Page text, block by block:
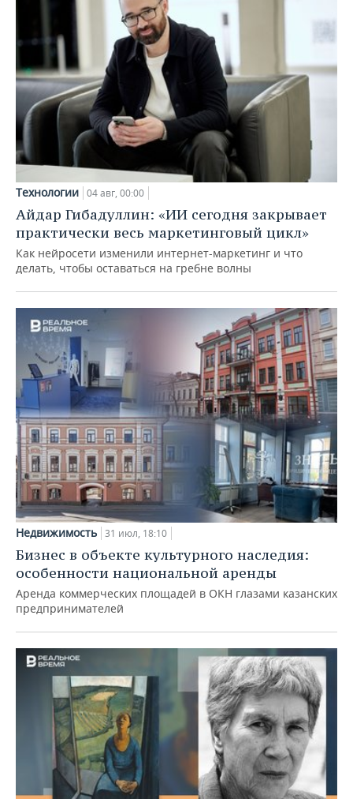
Технологии 04 авг, 00:00
Айдар Гибадуллин: «ИИ сегодня закрывает
практически весь маркетинговый цикл»
Как нейросети изменили интернет-маркетинг и что
делать, чтобы оставаться на гребне волны
Недвижимость 31 июл, 18:10
Бизнес в объекте культурного наследия:
особенности национальной аренды
Аренда коммерческих площадей в ОКН глазами казанских
предпринимателей